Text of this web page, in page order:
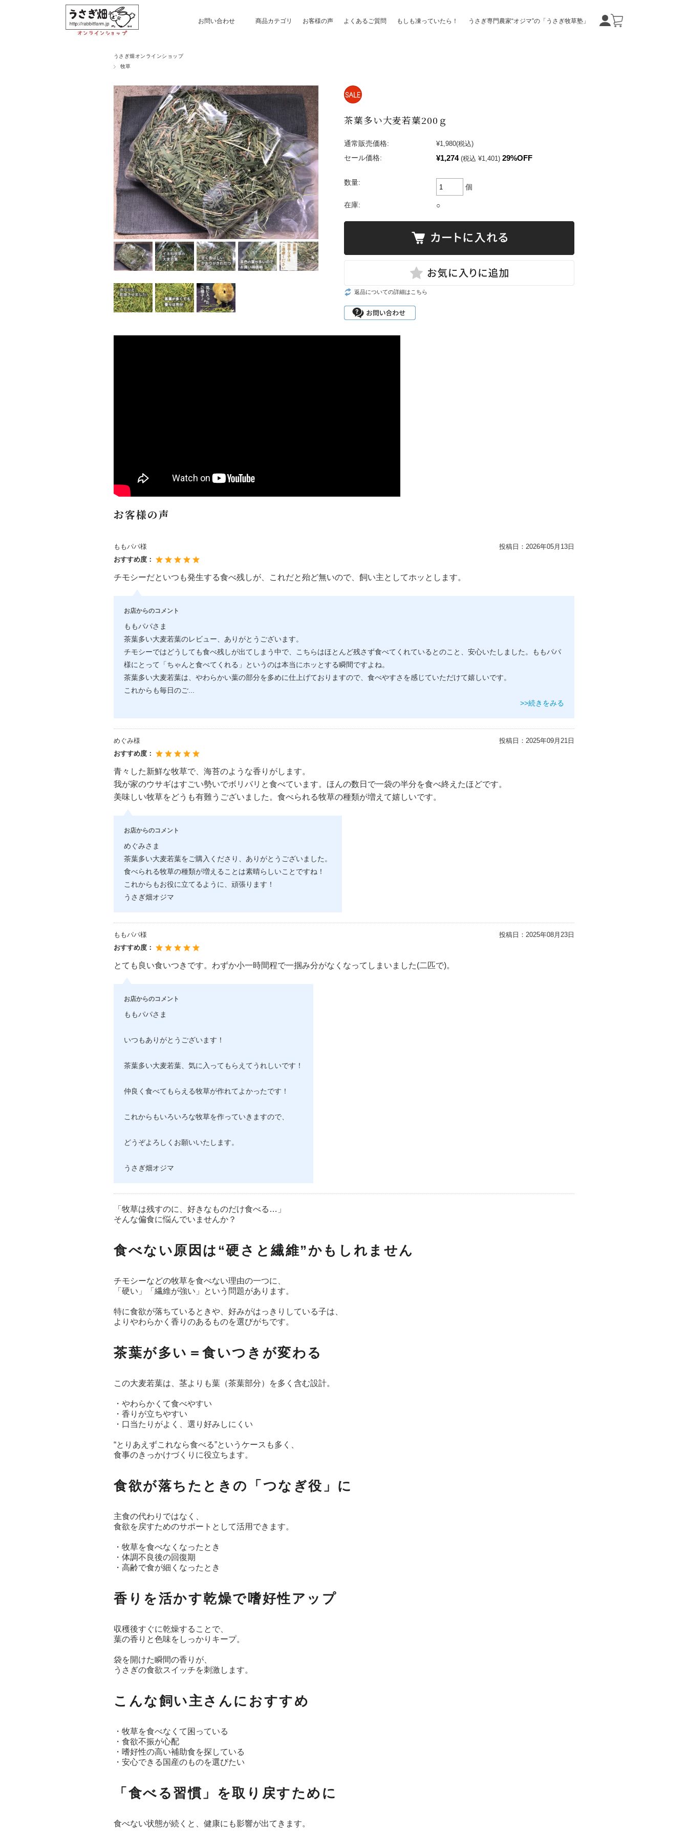
お問い合わせ 商品カテゴリ お客様の声 よくあるご質問 もしも凍っていたら！ うさぎ専門農家“オジマ”の「うさぎ牧草塾」
うさぎ畑オンラインショップ
牧草
茶葉多い大麦若葉200ｇ
通常販売価格: ¥1,980(税込)
セール価格:
¥1,274 (税込 ¥1,401) 29%OFF
数量:
個
在庫: ○
返品についての詳細はこちら
お客様の声
ももパパ様 投稿日： 2026年05月13日
おすすめ度：
チモシーだといつも発生する食べ残しが、これだと殆ど無いので、飼い主としてホッとします。
お店からのコメント
ももパパさま
茶葉多い大麦若葉のレビュー、ありがとうございます。
チモシーではどうしても食べ残しが出てしまう中で、こちらはほとんど残さず食べてくれているとのこと、安心いたしました。ももパパ
様にとって「ちゃんと食べてくれる」というのは本当にホッとする瞬間ですよね。
茶葉多い大麦若葉は、やわらかい葉の部分を多めに仕上げておりますので、食べやすさを感じていただけて嬉しいです。
これからも毎日のご...
>>続きをみる
めぐみ様 投稿日： 2025年09月21日
おすすめ度：
青々した新鮮な牧草で、海苔のような香りがします。
我が家のウサギはすごい勢いでボリバリと食べています。ほんの数日で一袋の半分を食べ終えたほどです。
美味しい牧草をどうも有難うございました。食べられる牧草の種類が増えて嬉しいです。
お店からのコメント
めぐみさま
茶葉多い大麦若葉をご購入くださり、ありがとうございました。
食べられる牧草の種類が増えることは素晴らしいことですね！
これからもお役に立てるように、頑張ります！
うさぎ畑オジマ
ももパパ様 投稿日： 2025年08月23日
おすすめ度：
とても良い食いつきです。わずか小一時間程で一掴み分がなくなってしまいました(二匹で)。
お店からのコメント
ももパパさま
いつもありがとうございます！
茶葉多い大麦若葉、気に入ってもらえてうれしいです！
仲良く食べてもらえる牧草が作れてよかったです！
これからもいろいろな牧草を作っていきますので、
どうぞよろしくお願いいたします。
うさぎ畑オジマ
「牧草は残すのに、好きなものだけ食べる…」
そんな偏食に悩んでいませんか？
食べない原因は“硬さと繊維”かもしれません
チモシーなどの牧草を食べない理由の一つに、
「硬い」「繊維が強い」という問題があります。
特に食欲が落ちているときや、好みがはっきりしている子は、
よりやわらかく香りのあるものを選びがちです。
茶葉が多い＝食いつきが変わる
この大麦若葉は、茎よりも葉（茶葉部分）を多く含む設計。
・やわらかくて食べやすい
・香りが立ちやすい
・口当たりがよく、選り好みしにくい
“とりあえずこれなら食べる”というケースも多く、
食事のきっかけづくりに役立ちます。
食欲が落ちたときの「つなぎ役」に
主食の代わりではなく、
食欲を戻すためのサポートとして活用できます。
・牧草を食べなくなったとき
・体調不良後の回復期
・高齢で食が細くなったとき
香りを活かす乾燥で嗜好性アップ
収穫後すぐに乾燥することで、
葉の香りと色味をしっかりキープ。
袋を開けた瞬間の香りが、
うさぎの食欲スイッチを刺激します。
こんな飼い主さんにおすすめ
・牧草を食べなくて困っている
・食欲不振が心配
・嗜好性の高い補助食を探している
・安心できる国産のものを選びたい
「食べる習慣」を取り戻すために
食べない状態が続くと、健康にも影響が出てきます。